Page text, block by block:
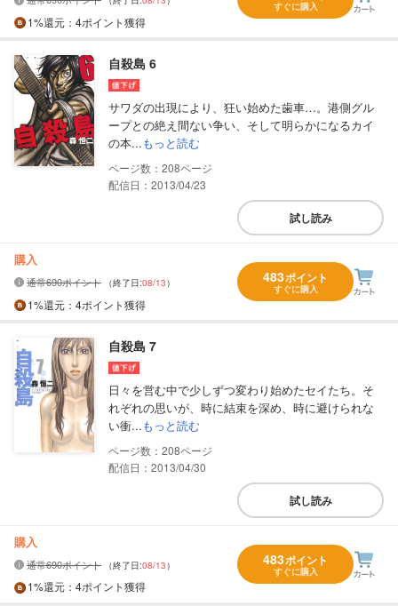
1%還元 ：4ポイント獲得
すぐに購入
自殺島 6
サワダの出現により、狂い始めた歯車…。港側グル
ープとの絶え間ない争い、そして明らかになるカイ
の本...もっと読む
208
配信日：2013/04/23
試し読み
購入
通常690ポイント （終了日:08/13）
1%還元 ：4ポイント獲得
483ポイント
すぐに購入
自殺島 7
日々を営む中で少しずつ変わり始めたセイたち。そ
れぞれの思いが、時に結束を深め、時に避けられな
い衝...もっと読む
208
配信日：2013/04/30
試し読み
購入
通常690ポイント （終了日:08/13）
1%還元 ：4ポイント獲得
483ポイント
すぐに購入